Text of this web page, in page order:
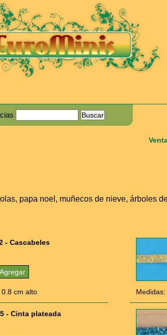
papa noel, muñecos de nieve, árboles
- Cascabeles
cm alto
- Cinta plateada